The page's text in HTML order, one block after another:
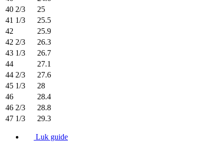
40 2/3
25
41 1/3
25.5
42
25.9
42 2/3
26.3
43 1/3
26.7
44
27.1
44 2/3
27.6
45 1/3
28
46
28.4
46 2/3
28.8
47 1/3
29.3
Luk guide